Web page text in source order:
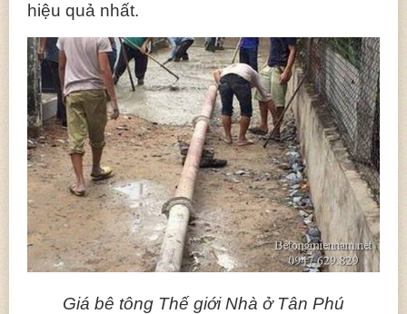
hiệu quả nhất.
Giá bê tông Thế giới Nhà ở Tân Phú